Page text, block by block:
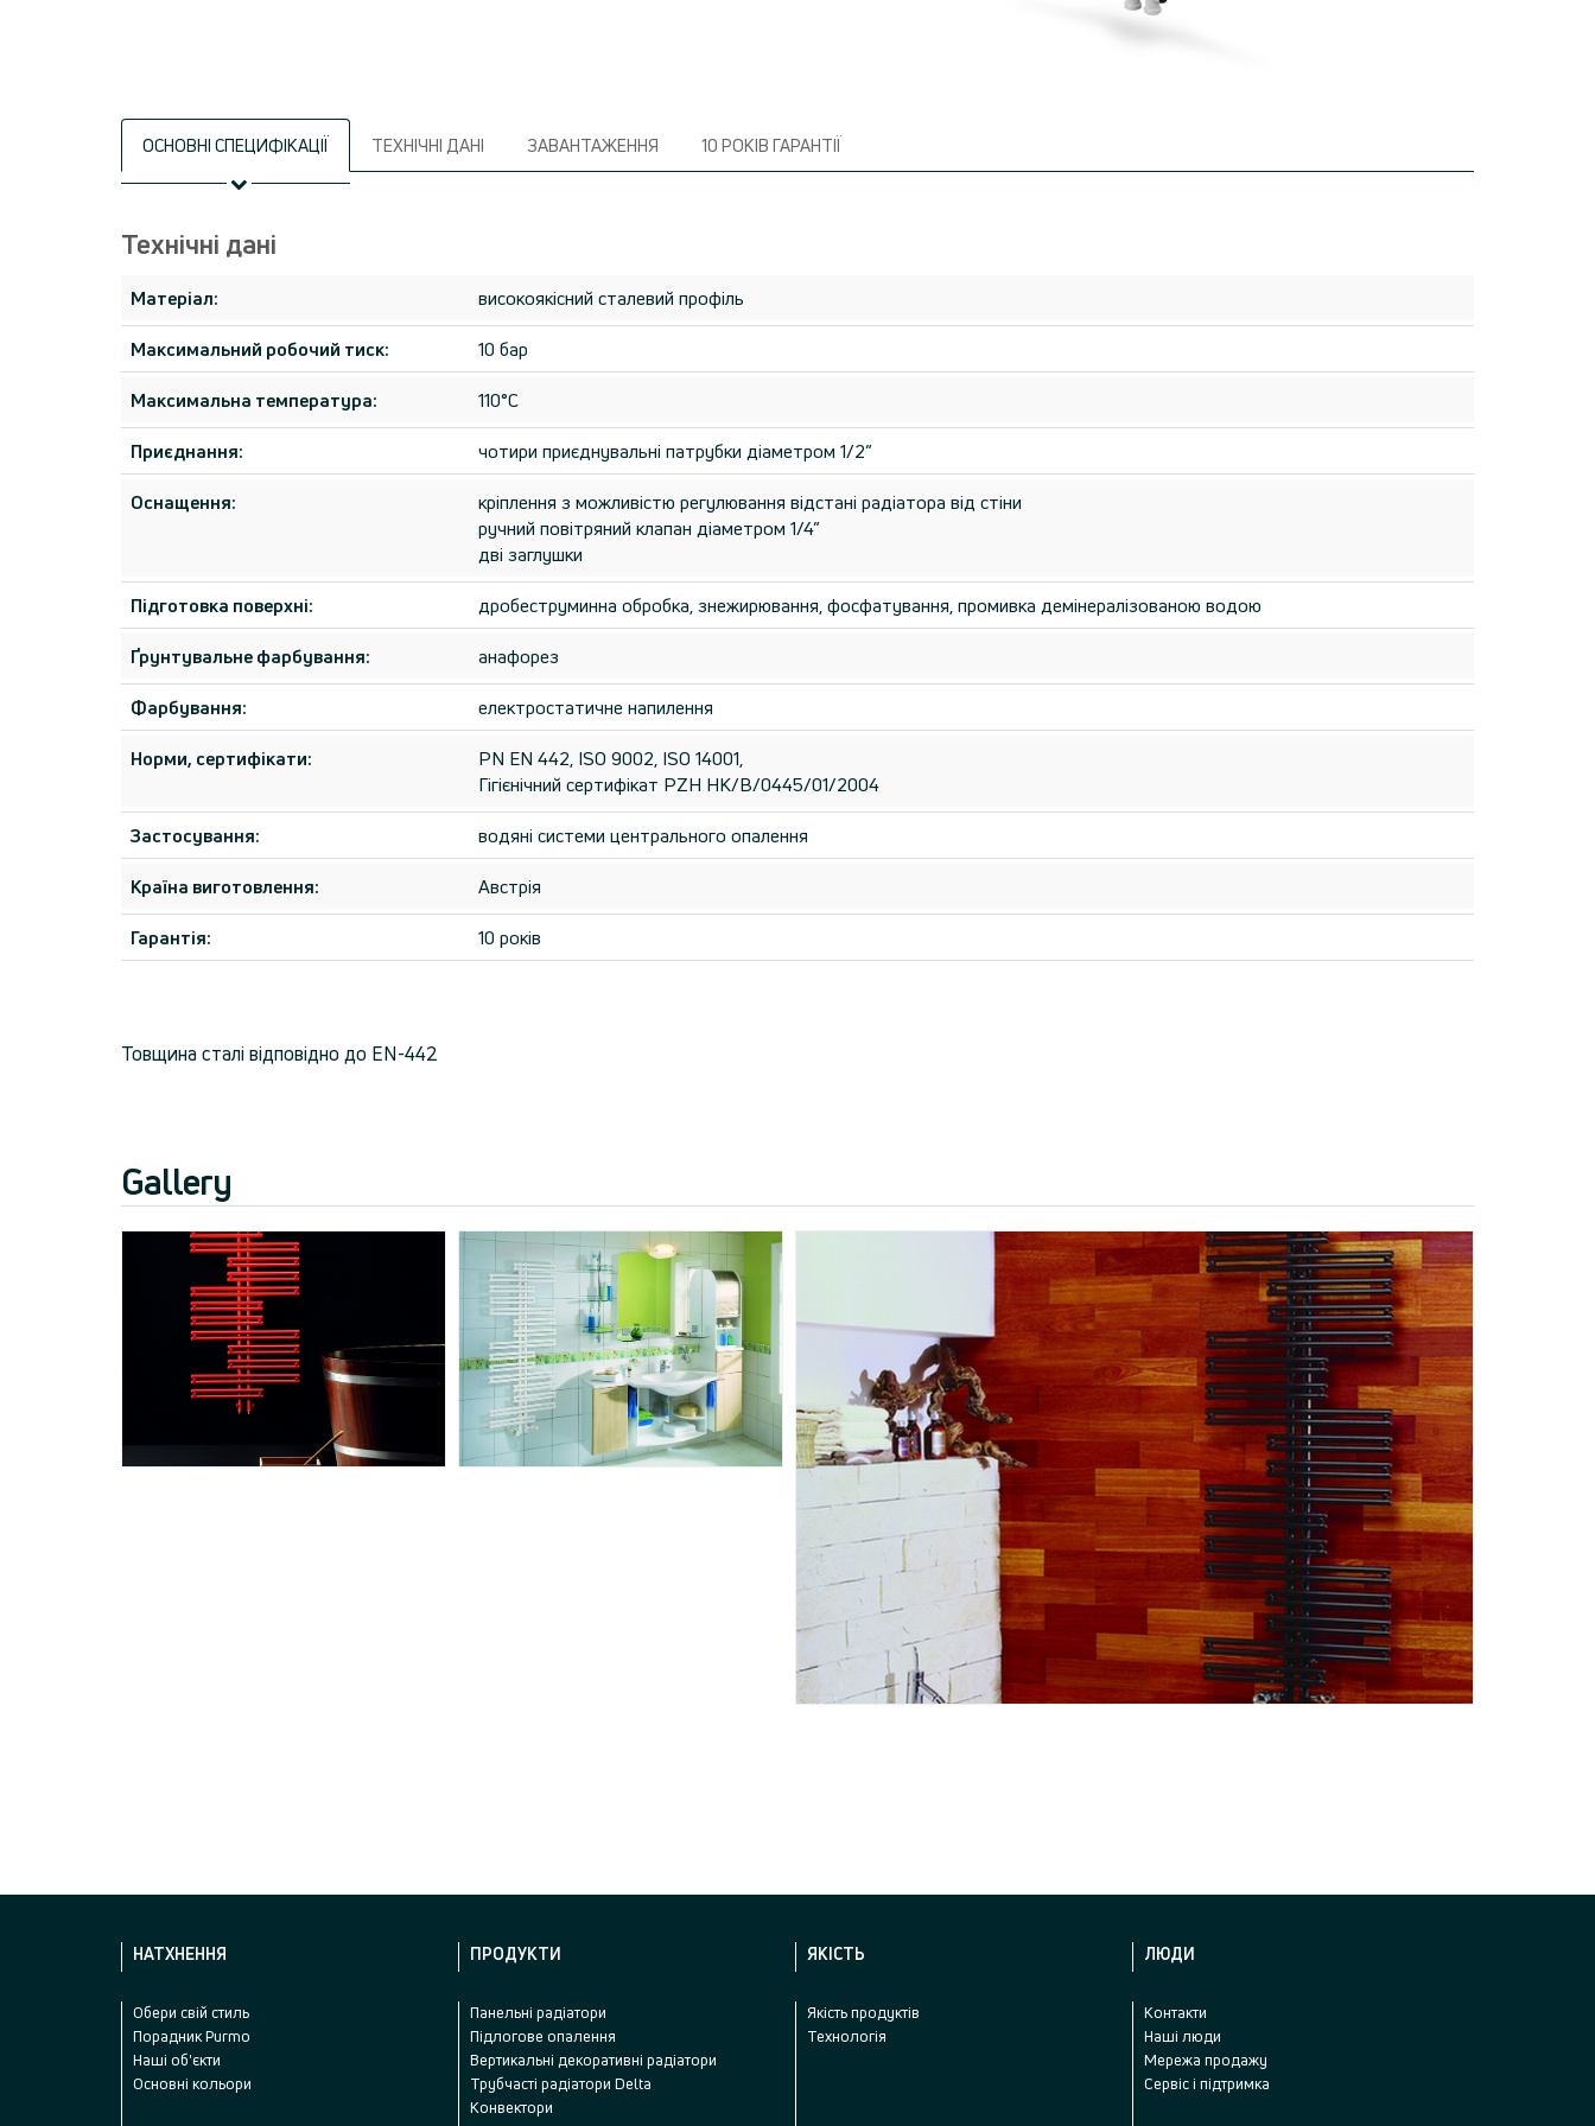
ОСНОВНІ СПЕЦИФІКАЦІЇ ТЕХНІЧНІ ДАНІ ЗАВАНТАЖЕННЯ 10 РОКІВ ГАРАНТІЇ
Технічні дані
Матеріал:
високоякісний сталевий профіль
Максимальний робочий тиск:
10 бар
Максимальна температура:
110°C
Приєднання:
чотири приєднувальні патрубки діаметром 1/2”
Оснащення:
кріплення з можливістю регулювання відстані радіатора від стіни
ручний повітряний клапан діаметром 1/4”
дві заглушки
Підготовка поверхні:
дробеструминна обробка, знежирювання, фосфатування, промивка демінералізованою водою
Ґрунтувальне фарбування:
анафорез
Фарбування:
електростатичне напилення
Норми, сертифікати:
PN EN 442, ISO 9002, ISO 14001,
Гігієнічний сертифікат PZH HK/B/0445/01/2004
Застосування:
водяні системи центрального опалення
Країна виготовлення:
Австрія
Гарантія:
10 років
Товщина сталі відповідно до EN-442
Gallery
НАТХНЕННЯ
Oбери свій стиль
Порадник Purmo
Наші об'єкти
Основні кольори
ПРОДУКТИ
Панельні радіатори
Підлогове опалення
Вертикальні декоративні радіатори
Трубчасті радіатори Delta
Kонвектори
ЯКІСТЬ
Якість продуктів
Технологія
ЛЮДИ
Контакти
Наші люди
Мережа продажу
Сервіс і підтримка